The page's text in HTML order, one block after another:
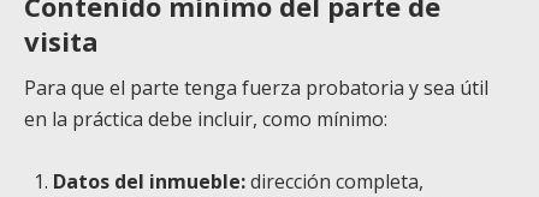
visita
Para que el parte tenga fuerza probatoria y sea útil
en la práctica debe incluir, como mínimo:
Datos del inmueble:dirección completa,